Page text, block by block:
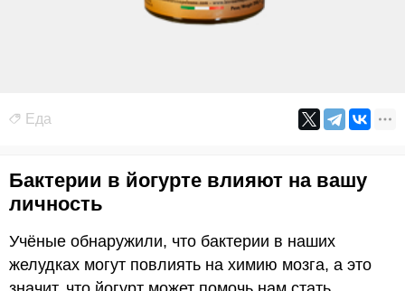
Еда
Бактерии в йогурте влияют на вашу
личность
Учёные обнаружили, что бактерии в наших
желудках могут повлиять на химию мозга, а это